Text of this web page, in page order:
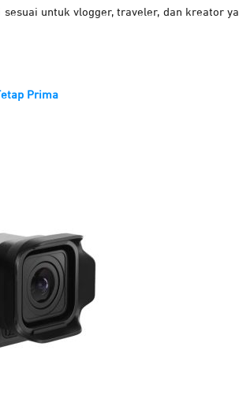
untuk vlogger, traveler, dan kreator
Prima